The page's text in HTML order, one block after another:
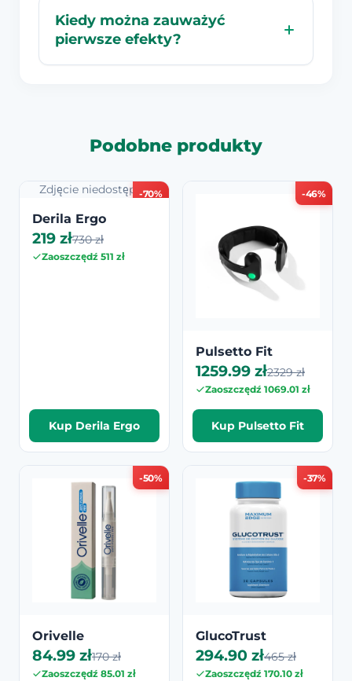
Kiedy można zauważyć
pierwsze efekty?
Podobne produkty
-70%
Zdjęcie niedostępne
Derila Ergo
219 zł730 zł
Zaoszczędź 511 zł
Kup Derila Ergo
-46%
Pulsetto Fit
1259.99 zł2329 zł
Zaoszczędź 1069.01 zł
Kup Pulsetto Fit
-50%
Orivelle
84.99 zł170 zł
Zaoszczędź 85.01 zł
-37%
GlucoTrust
294.90 zł465 zł
Zaoszczędź 170.10 zł